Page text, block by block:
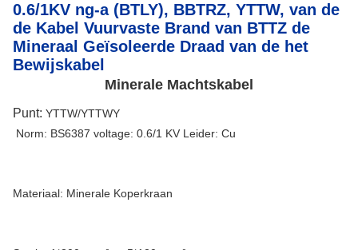
0.6/1KV ng-a (BTLY), BBTRZ, YTTW, van de
de Kabel Vuurvaste Brand van BTTZ de
Mineraal Geïsoleerde Draad van de het
Bewijskabel
Minerale Machtskabel
Punt: YTTW/YTTWY
Norm: BS6387 voltage: 0.6/1 KV Leider: Cu
Materiaal: Minerale Koperkraan